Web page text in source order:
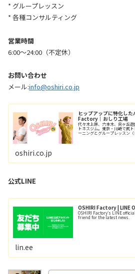
* グループレッスン
* 各種コンサルティング
営業時間
6:00〜24:00（不定休）
お問い合わせ
メール:info@oshiri.co.jp
ヒップアップに特化し
Factory｜おしり工場
代々木上原、六本木、向ヶ丘
トネスジム。東京・川崎で尻
ーニングとグループレッスン
oshiri.co.jp
公式LINE
OSHIRI Factory | LINE
OSHIRI Factory's LINE
friend for the latest news.
lin.ee